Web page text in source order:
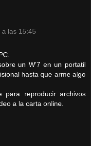
las 15:45
un W'7 en un portatil
hasta que arme algo
reproducir archivos
a la carta online.